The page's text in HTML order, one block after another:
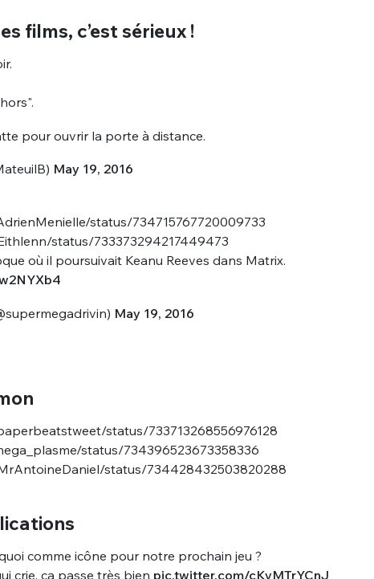
films, c’est sérieux !
pour ouvrir la porte à distance.
May 19, 2016
status/734715767720009733
status/733373294217449473
où il poursuivait Keanu Reeves dans Matrix.
May 19, 2016
status/733713268556976128
status/734396523673358336
status/734428432503820288
comme icône pour notre prochain jeu ?
crie, ça passe très bien pic.twitter.com/cKyMTrYCnJ